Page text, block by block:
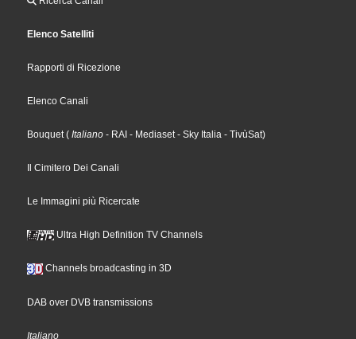
Elenco Satelliti
Rapporti di Ricezione
Elenco Canali
Bouquet( Italiano - RAI - Mediaset- Sky Italia - TivùSat)
Il Cimitero Dei Canali
Le Immagini più Ricercate
Ultra High Definition TV Channels
Channels broadcasting in 3D
DAB over DVB transmissions
Italiano